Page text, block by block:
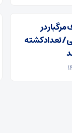
در
تعداد کشته